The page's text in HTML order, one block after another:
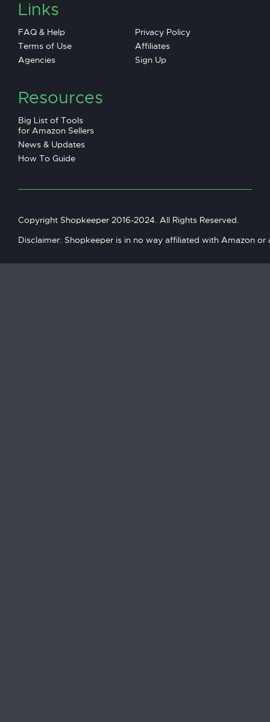
Links
FAQ & Help
Privacy Policy
Terms of Use
Affiliates
Agencies
Sign Up
Resources
Big List of Tools
for Amazon Sellers
News & Updates
How To Guide
Copyright Shopkeeper 2016-2024. All Rights Reserved.
Disclaimer: Shopkeeper is in no way affiliated with Amazon or